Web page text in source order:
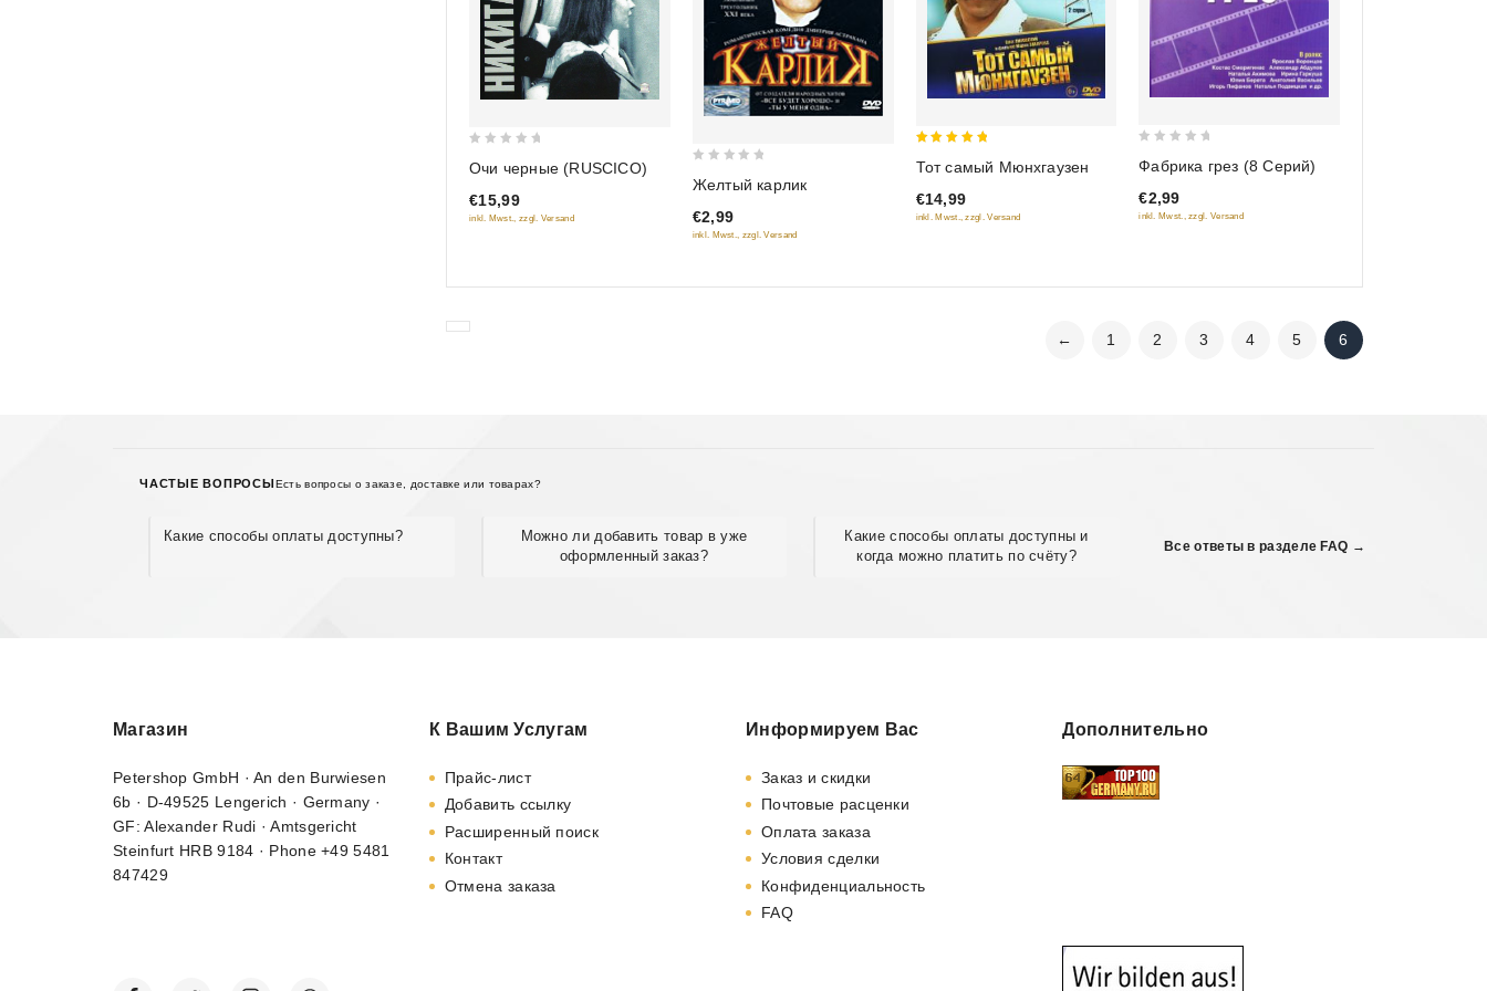
of
5
Очи черные (RUSCICO)
€15,99
inkl. Mwst., zzgl. Versand of
5
Желтый карлик
€2,99
inkl. Mwst., zzgl. Versand
Тот самый Мюнхгаузен
€14,99
inkl. Mwst., zzgl. Versand
of
5
Фабрика грез (8 Серий)
€2,99
inkl. Mwst., zzgl. Versand
← 1 2 3 4 5 6
ЧАСТЫЕ ВОПРОСЫЕсть вопросы о заказе, доставке или товарах?
Какие способы оплаты доступны?
Можно ли добавить товар в уже
оформленный заказ?
Какие способы оплаты доступны и
когда можно платить по счёту?
Все ответы в разделе FAQ →
Магазин
Petershop GmbH · An den Burwiesen
6b · D-49525 Lengerich · Germany ·
GF: Alexander Rudi · Amtsgericht
Steinfurt HRB 9184 · Phone +49 5481
847429
К Вашим Услугам
Прайс-лист
Добавить ссылку
Расширенный поиск
Контакт
Отмена заказа
Информируем Вас
Заказ и скидки
Почтовые расценки
Оплата заказа
Условия сделки
Конфиденциальность
FAQ
Дополнительно